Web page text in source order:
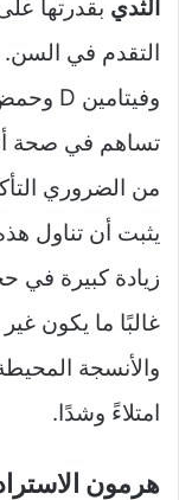
الثدي بقدرتها
التقدم في السن.
تساهم في صحة
من الضروري
يثبت أن تناول
زيادة كبيرة في
غالبًا ما يكون
والأنسجة
امتلاءً وشدًا.
هرمون